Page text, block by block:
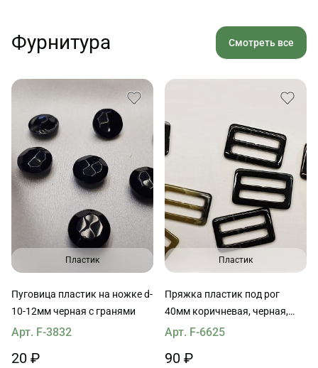
Фурнитура Смотреть все
Пластик
Пуговица пластик на ножке d-
10-12мм черная с гранями
Арт. F-3832
20 ₽
Пластик
Пряжка пластик под рог
40мм коричневая, черная,
бежево-коричневая
Арт. F-6625
90 ₽